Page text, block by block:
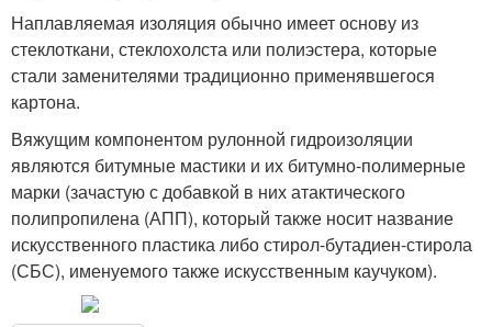
Наплавляемая изоляция обычно имеет основу из
стеклоткани, стеклохолста или полиэстера, которые
стали заменителями традиционно применявшегося
картона.
Вяжущим компонентом рулонной гидроизоляции
являются битумные мастики и их битумно-полимерные
марки (зачастую с добавкой в них атактического
полипропилена (АПП), который также носит название
искусственного пластика либо стирол-бутадиен-стирола
(СБС), именуемого также искусственным каучуком).